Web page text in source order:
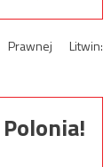
Litwin: